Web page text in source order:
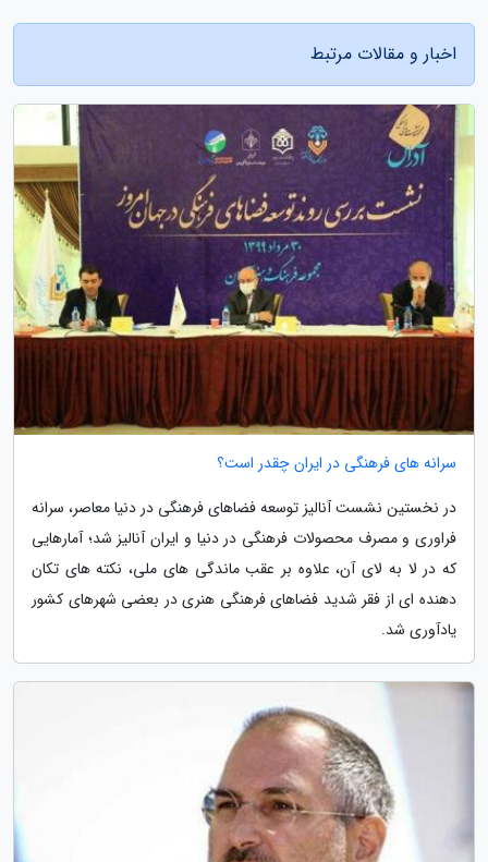
اخبار و مقالات مرتبط
سرانه های فرهنگی در ایران چقدر است؟
در نخستین نشست آنالیز توسعه فضاهای فرهنگی در دنیا معاصر، سرانه
فراوری و مصرف محصولات فرهنگی در دنیا و ایران آنالیز شد؛ آمارهایی
که در لا به لای آن، علاوه بر عقب ماندگی های ملی، نکته های تکان
دهنده ای از فقر شدید فضاهای فرهنگی هنری در بعضی شهرهای کشور
یادآوری شد.